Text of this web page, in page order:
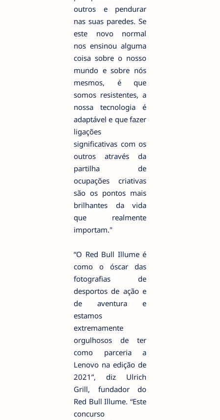
outros e pendurar
nas suas paredes. Se
este novo normal
nos ensinou alguma
coisa sobre o nosso
mundo e sobre nós
mesmos, é que
somos resistentes, a
nossa tecnologia é
adaptável e que fazer
ligações
significativas com os
outros através da
partilha de
ocupações criativas
são os pontos mais
brilhantes da vida
que realmente
importam."
“O Red Bull Illume é
como o óscar das
fotografias de
desportos de ação e
de aventura e
estamos
extremamente
orgulhosos de ter
como parceria a
Lenovo na edição de
2021”, diz Ulrich
Grill, fundador do
Red Bull Illume. “Este
concurso